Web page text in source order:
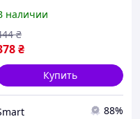
наличии
₴
₴
Купить
88%